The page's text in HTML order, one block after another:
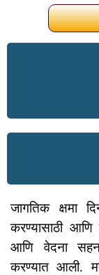
जागतिक क्षमा
करण्यासाठी आणि
आणि वेदना सहन
करण्यात आली.